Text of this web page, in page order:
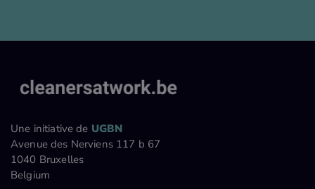
Une initiative de UGBN
Avenue des Nerviens 117 b 67
1040 Bruxelles
Belgium